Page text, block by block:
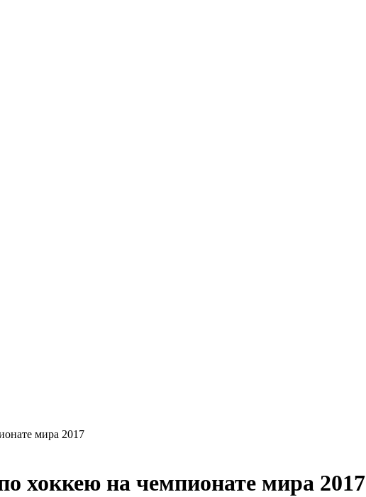
мира 2017
хоккею на чемпионате мира 2017